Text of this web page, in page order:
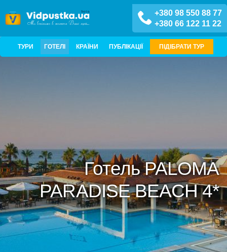
+380 98 550 88 77
+380 66 122 11 22
ТУРИ ГОТЕЛІ КРАЇНИ ПУБЛІКАЦІЇ ПІДІБРАТИ ТУР
Готель PALOMA
PARADISE BEACH 4*